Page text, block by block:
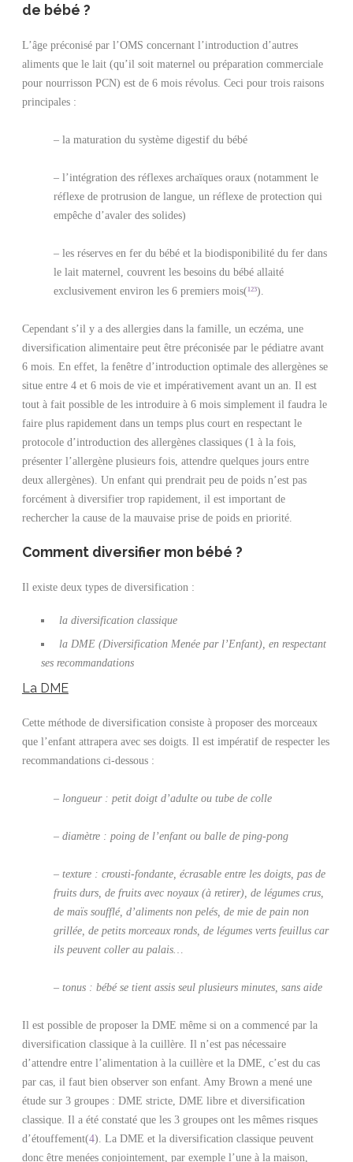
de bébé ?
L’âge préconisé par l’OMS concernant l’introduction d’autres
aliments que le lait (qu’il soit maternel ou préparation commerciale
pour nourrisson PCN) est de 6 mois révolus. Ceci pour trois raisons
principales :
– la maturation du système digestif du bébé
– l’intégration des réflexes archaïques oraux (notamment le
réflexe de protrusion de langue, un réflexe de protection qui
empêche d’avaler des solides)
– les réserves en fer du bébé et la biodisponibilité du fer dans
le lait maternel, couvrent les besoins du bébé allaité
exclusivement environ les 6 premiers mois(¹²³).
Cependant s’il y a des allergies dans la famille, un eczéma, une
diversification alimentaire peut être préconisée par le pédiatre avant
6 mois. En effet, la fenêtre d’introduction optimale des allergènes se
situe entre 4 et 6 mois de vie et impérativement avant un an. Il est
tout à fait possible de les introduire à 6 mois simplement il faudra le
faire plus rapidement dans un temps plus court en respectant le
protocole d’introduction des allergènes classiques (1 à la fois,
présenter l’allergène plusieurs fois, attendre quelques jours entre
deux allergènes). Un enfant qui prendrait peu de poids n’est pas
forcément à diversifier trop rapidement, il est important de
rechercher la cause de la mauvaise prise de poids en priorité.
Comment diversifier mon bébé ?
Il existe deux types de diversification :
la diversification classique
la DME (Diversification Menée par l’Enfant), en respectant
ses recommandations
La DME
Cette méthode de diversification consiste à proposer des morceaux
que l’enfant attrapera avec ses doigts. Il est impératif de respecter les
recommandations ci-dessous :
– longueur : petit doigt d’adulte ou tube de colle
– diamètre : poing de l’enfant ou balle de ping-pong
– texture : crousti-fondante, écrasable entre les doigts, pas de
fruits durs, de fruits avec noyaux (à retirer), de légumes crus,
de maïs soufflé, d’aliments non pelés, de mie de pain non
grillée, de petits morceaux ronds, de légumes verts feuillus car
ils peuvent coller au palais…
– tonus : bébé se tient assis seul plusieurs minutes, sans aide
Il est possible de proposer la DME même si on a commencé par la
diversification classique à la cuillère. Il n’est pas nécessaire
d’attendre entre l’alimentation à la cuillère et la DME, c’est du cas
par cas, il faut bien observer son enfant. Amy Brown a mené une
étude sur 3 groupes : DME stricte, DME libre et diversification
classique. Il a été constaté que les 3 groupes ont les mêmes risques
d’étouffement(4) . La DME et la diversification classique peuvent
donc être menées conjointement, par exemple l’une à la maison,